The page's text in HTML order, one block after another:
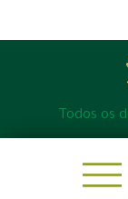
Todos os